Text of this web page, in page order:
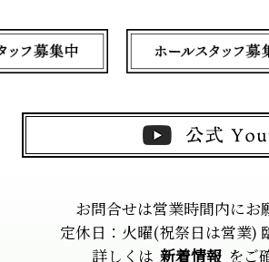
お問合せは営業時間内にお
定休日：火曜(祝祭日は営業)
詳しくは 新着情報 をご